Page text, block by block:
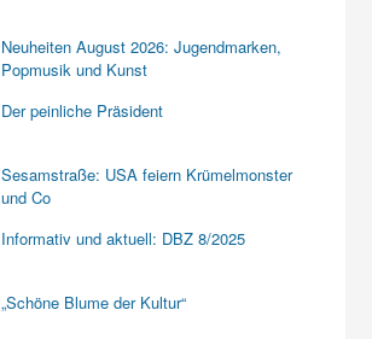
Neuheiten August 2026: Jugendmarken,
Popmusik und Kunst
Der peinliche Präsident
Sesamstraße: USA feiern Krümelmonster
und Co
Informativ und aktuell: DBZ 8/2025
„Schöne Blume der Kultur“